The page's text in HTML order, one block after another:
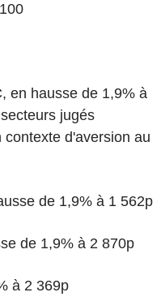
en hausse de 1,9% à
jugés
d'aversion au
de 1,9% à 1 562p
de 1,9% à 2 870p
à 2 369p